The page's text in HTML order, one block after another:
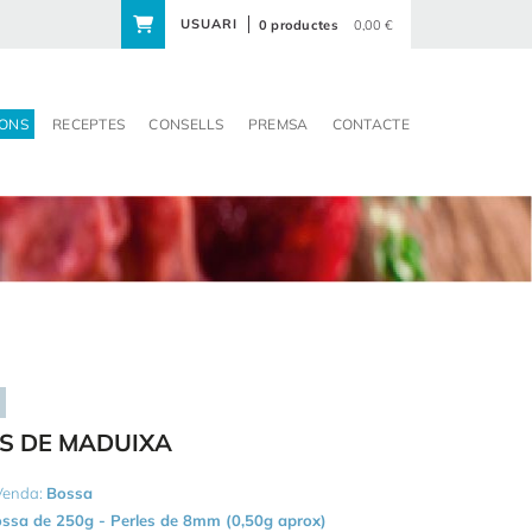
USUARI 0 productes 0,00 €
RECEPTES CONSELLS PREMSA CONTACTE
DE MADUIXA
Bossa
de 250g - Perles de 8mm (0,50g aprox)